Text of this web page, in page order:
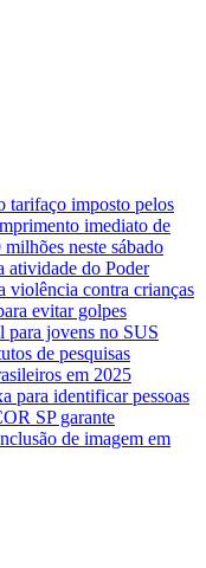
tarifaço imposto pelos
imediato de
neste sábado
atividade do Poder
violência contra crianças
evitar golpes
para jovens no SUS
de pesquisas
em 2025
para identificar pessoas
SP garante
de imagem em